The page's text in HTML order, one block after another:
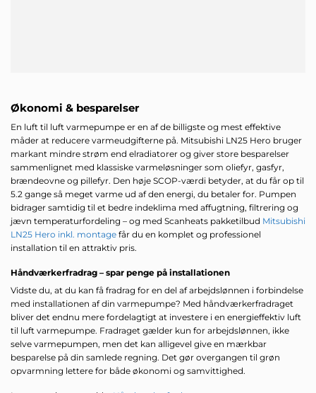
Økonomi & besparelser
En luft til luft varmepumpe er en af de billigste og mest effektive
måder at reducere varmeudgifterne på. Mitsubishi LN25 Hero bruger
markant mindre strøm end elradiatorer og giver store besparelser
sammenlignet med klassiske varmeløsninger som oliefyr, gasfyr,
brændeovne og pillefyr. Den høje SCOP-værdi betyder, at du får op til
5.2 gange så meget varme ud af den energi, du betaler for. Pumpen
bidrager samtidig til et bedre indeklima med affugtning, filtrering og
jævn temperaturfordeling – og med Scanheats pakketilbud Mitsubishi
LN25 Hero inkl. montage får du en komplet og professionel
installation til en attraktiv pris.
Håndværkerfradrag – spar penge på installationen
Vidste du, at du kan få fradrag for en del af arbejdslønnen i forbindelse
med installationen af din varmepumpe? Med håndværkerfradraget
bliver det endnu mere fordelagtigt at investere i en energieffektiv luft
til luft varmepumpe. Fradraget gælder kun for arbejdslønnen, ikke
selve varmepumpen, men det kan alligevel give en mærkbar
besparelse på din samlede regning. Det gør overgangen til grøn
opvarmning lettere for både økonomi og samvittighed.